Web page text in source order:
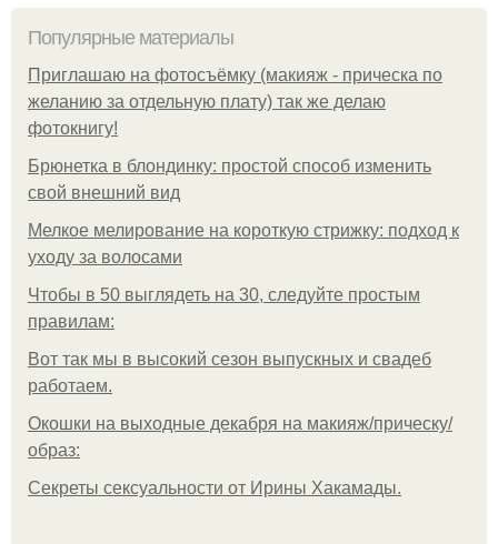
Популярные материалы
Приглашаю на фотосъёмку (макияж - прическа по
желанию за отдельную плату) так же делаю
фотокнигу!
Брюнетка в блондинку: простой способ изменить
свой внешний вид
Мелкое мелирование на короткую стрижку: подход к
уходу за волосами
Чтобы в 50 выглядеть на 30, следуйте простым
правилам:
Вот так мы в высокий сезон выпускных и свадеб
работаем.
Окошки на выходные декабря на макияж/прическу/
образ:
Секреты сексуальности от Ирины Хакамады.